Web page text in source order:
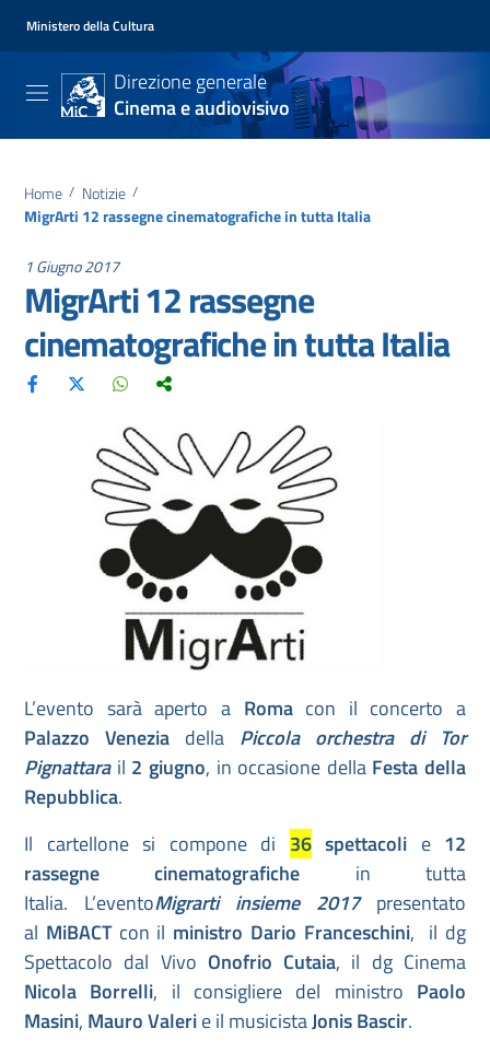
Ministero della Cultura
Direzione generale
Cinema e audiovisivo
Home / Notizie /
MigrArti 12 rassegne cinematografiche in tutta Italia
1 Giugno 2017
MigrArti 12 rassegne
cinematografiche in tutta Italia
L’evento sarà aperto a Romacon il concerto a
Palazzo Venezia della Piccola orchestra di Tor
Pignattarail 2 giugno, in occasione della Festa della
Repubblica.
Il cartellone si compone di 36spettacoli e 12
rassegne cinematografiche in tutta
Italia. L’eventoMigrarti insieme 2017presentato
al MiBACT con il ministro Dario Franceschini, il dg
Spettacolo dal Vivo Onofrio Cutaia, il dg Cinema
Nicola Borrelli, il consigliere del ministro Paolo
Masini, Mauro Valerie il musicistaJonis Bascir.